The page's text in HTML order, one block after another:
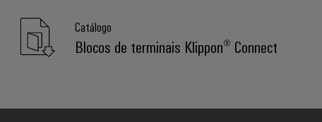
Catálogo
Blocos de terminais Klippon® Connect